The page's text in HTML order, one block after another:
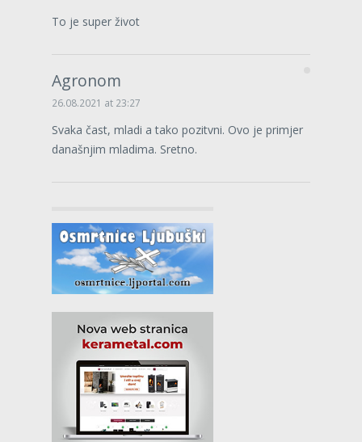
To je super život
Agronom
26.08.2021 at 23:27
Svaka čast, mladi a tako pozitvni. Ovo je primjer
današnjim mladima. Sretno.